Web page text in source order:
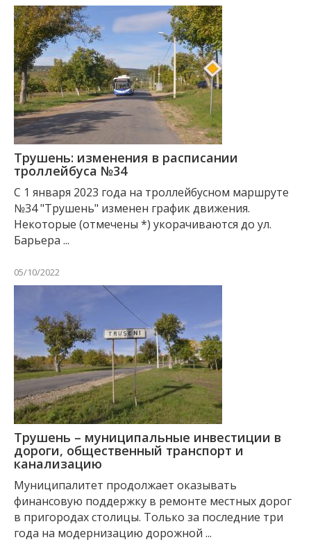
Трушень: изменения в расписании
троллейбуса №34
С 1 января 2023 года на троллейбусном маршруте
№34 "Трушень" изменен график движения.
Некоторые (отмечены *) укорачиваются до ул.
Барьера ...
05/10/2022
Трушень – муниципальные инвестиции в
дороги, общественный транспорт и
канализацию
Муниципалитет продолжает оказывать
финансовую поддержку в ремонте местных дорог
в пригородах столицы. Только за последние три
года на модернизацию дорожной ...